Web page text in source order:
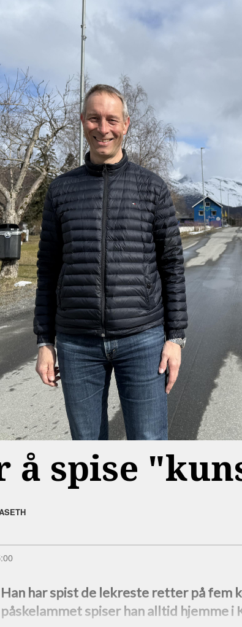
å spise
Han har spist de lekreste retter på fem
påskelammet spiser han alltid hjemme i